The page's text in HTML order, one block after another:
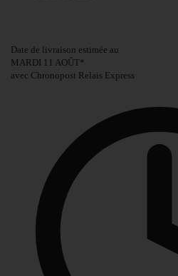
Date de livraison estimée au
MARDI 11 AOÛT*
avec Chronopost Relais Express